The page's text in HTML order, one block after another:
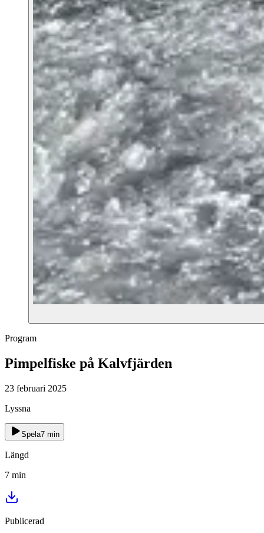
Program
Pimpelfiske på Kalvfjärden
23 februari 2025
Lyssna
Spela7 min
Längd
7 min
Publicerad